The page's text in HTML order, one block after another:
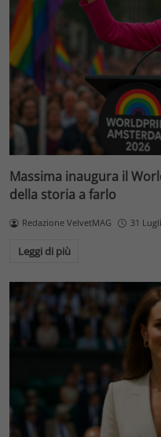
Massima inaugura il
della storia a farlo
Redazione VelvetMAG 31
Leggi di più